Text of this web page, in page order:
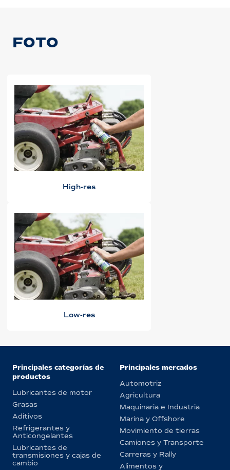
FOTO
High-res
Low-res
Principales categorías de
productos
Lubricantes de motor
Grasas
Aditivos
Refrigerantes y
Anticongelantes
Lubricantes de
transmisiones y cajas de
cambio
Principales mercados
Automotriz
Agricultura
Maquinaria e Industria
Marina y Offshore
Movimiento de tierras
Camiones y Transporte
Carreras y Rally
Alimentos y